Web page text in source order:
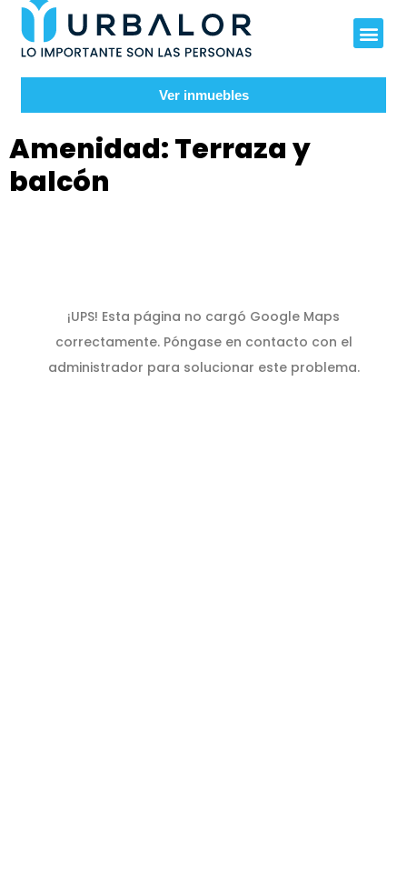
Ver inmuebles
Amenidad:Terraza y
balcón
¡UPS! Esta página no cargó Google Maps
correctamente. Póngase en contacto con el
administrador para solucionar este problema.